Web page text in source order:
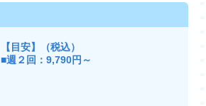
【目安】（税込）
■週２回：9,790円～